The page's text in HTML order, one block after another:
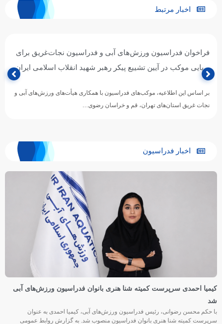
اخبار مرتبط
فراخوان فدراسیون ورزش‌های آبی و فدراسیون نجات‌غریق برای
برپایی موکب در آیین تشییع پیکر رهبر شهید انقلاب اسلامی ایران
بر اساس این اطلاعیه، موکب‌های فدراسیون با همکاری هیأت‌های ورزش‌های آبی و
نجات غریق استان‌های تهران، قم و خراسان رضوی…
اخبار فدراسیون
کیمیا احمدی سرپرست کمیته شنا هنری بانوان فدراسیون ورزش‌های آبی
شد
با حکم محسن رضوانی، رئیس فدراسیون ورزش‌های آبی، کیمیا احمدی به عنوان
سرپرست کمیته شنا هنری بانوان فدراسیون منصوب شد. به گزارش روابط عمومی